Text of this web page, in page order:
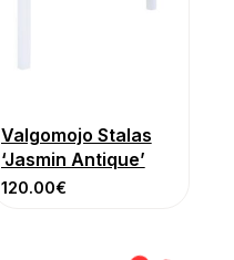
Valgomojo Stalas
‘Jasmin Antique’
120.00€